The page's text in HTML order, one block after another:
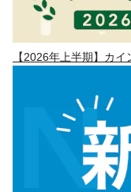
【2026年上半期】カ